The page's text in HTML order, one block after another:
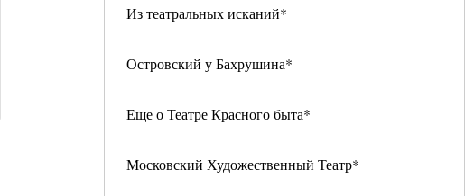
Из театральных исканий*
Островский у Бахрушина*
Еще о Театре Красного быта*
Московский Художественный Театр*